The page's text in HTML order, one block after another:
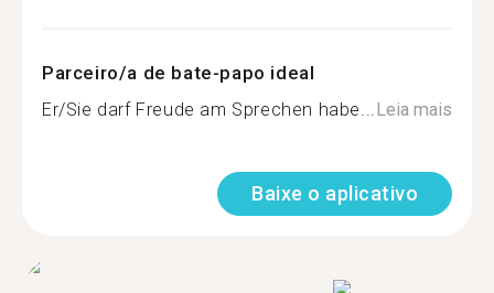
Parceiro/a de bate-papo ideal
Er/Sie darf Freude am Sprechen habe...Leia mais
Baixe o aplicativo